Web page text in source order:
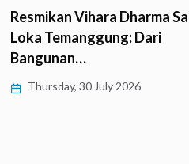
Resmikan Vihara Dharma
Loka Temanggung: Dari
Bangunan…
Thursday, 30 July 2026